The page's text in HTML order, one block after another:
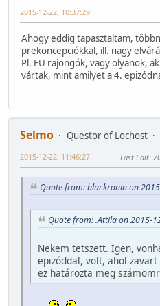
2015-12-22, 10:37:29
Ahogy eddig tapasztaltam,
prekoncepciókkal, ill. nagy
Pl. EU rajongók, vagy olyanok,
vártak, mint amilyet a 4.
Selmo Questor of Lochost
2015-12-22, 11:46:27 Last Edit:
Quote from: blackronin on
Quote from: .Attila on 2015-
Nekem tetszett. Igen,
epizóddal, volt, ahol
ez határozta meg